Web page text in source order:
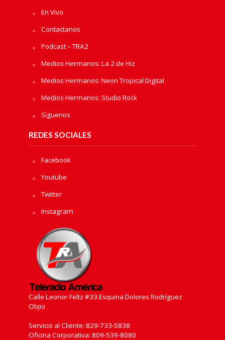
En Vivo
Contactanos
Podcast – TRA2
Medios Hermanos: La 2 de Hiz
Medios Hermanos: Neon Tropical Digital
Medios Hermanos: Studio Rock
Sìguenos
REDES SOCIALES
Facebook
Youtube
Twitter
Instagram
Calle Leonor Feltz #33 Esquina Dolores Rodríguez
Objio
Servicio al Cliente: 829-733-5838
Oficina Corporativa: 809-539-8080